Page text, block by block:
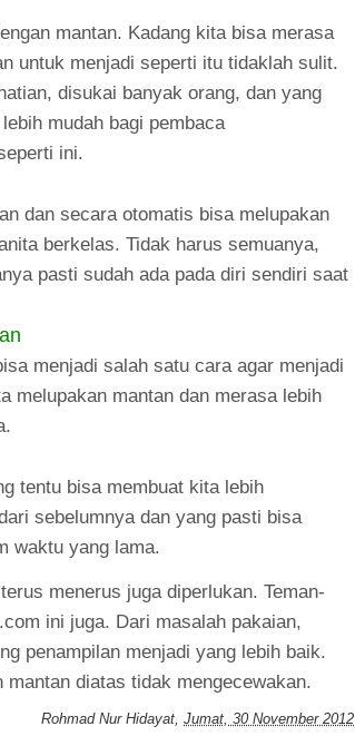
mantan. Kadang kita bisa merasa
untuk menjadi seperti itu tidaklah sulit.
disukai banyak orang, dan yang
mudah bagi pembaca
ini.
dan secara otomatis bisa melupakan
berkelas. Tidak harus semuanya,
pasti sudah ada pada diri sendiri saat
menjadi salah satu cara agar menjadi
melupakan mantan dan merasa lebih
tentu bisa membuat kita lebih
sebelumnya dan yang pasti bisa
waktu yang lama.
menerus juga diperlukan. Teman-
ini juga. Dari masalah pakaian,
penampilan menjadi yang lebih baik.
diatas tidak mengecewakan.
Rohmad Nur Hidayat, Jumat, 30 November 2012